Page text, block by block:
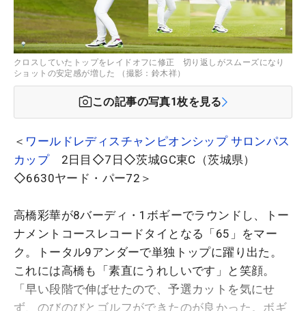
クロスしていたトップをレイドオフに修正 切り返しがスムーズになり
ショットの安定感が増した （撮影：鈴木祥）
この記事の写真1枚を見る
＜ ワールドレディスチャンピオンシップ サロンパス
カップ2日目◇7日◇茨城GC東C（茨城県）
◇6630ヤード・パー72＞
高橋彩華が8バーディ・1ボギーでラウンドし、トー
ナメントコースレコードタイとなる「65」をマー
ク。トータル9アンダーで単独トップに躍り出た。
これには高橋も「素直にうれしいです」と笑顔。
「早い段階で伸ばせたので、予選カットを気にせ
ず、のびのびとゴルフができたのが良かった。ボギ